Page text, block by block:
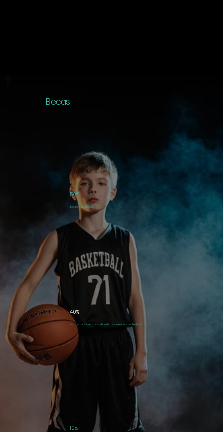
Becas
50%
plazas de pago.
40%
becas sociales para familias con recursos limitados.
10%